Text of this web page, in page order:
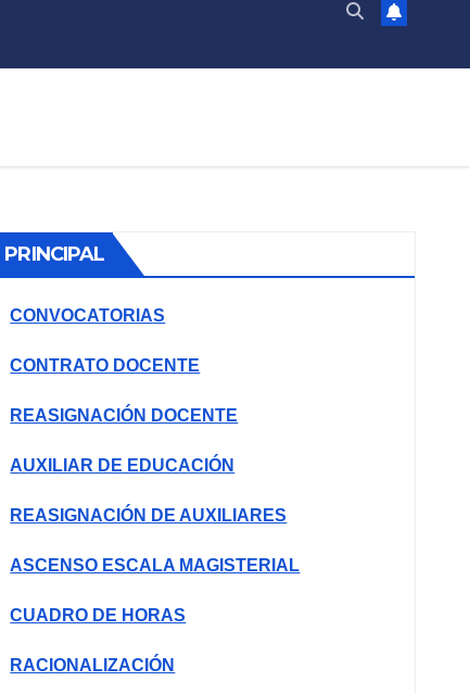
PRINCIPAL
CONVOCATORIAS
CONTRATO DOCENTE
REASIGNACIÓN DOCENTE
AUXILIAR DE EDUCACIÓN
REASIGNACIÓN DE AUXILIARES
ASCENSO ESCALA MAGISTERIAL
CUADRO DE HORAS
RACIONALIZACIÓN